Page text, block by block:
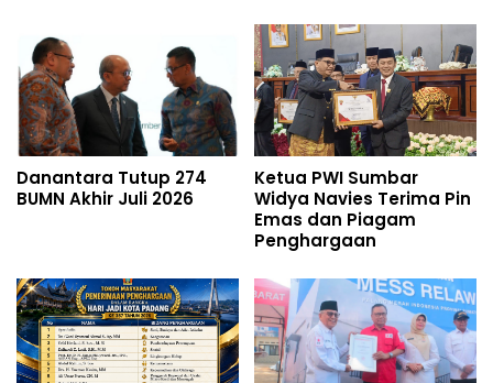
Danantara Tutup 274
BUMN Akhir Juli 2026
Ketua PWI Sumbar
Widya Navies Terima Pin
Emas dan Piagam
Penghargaan